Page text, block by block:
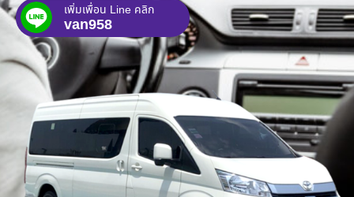
เพิ่มเพื่อน Line คลิก
van958